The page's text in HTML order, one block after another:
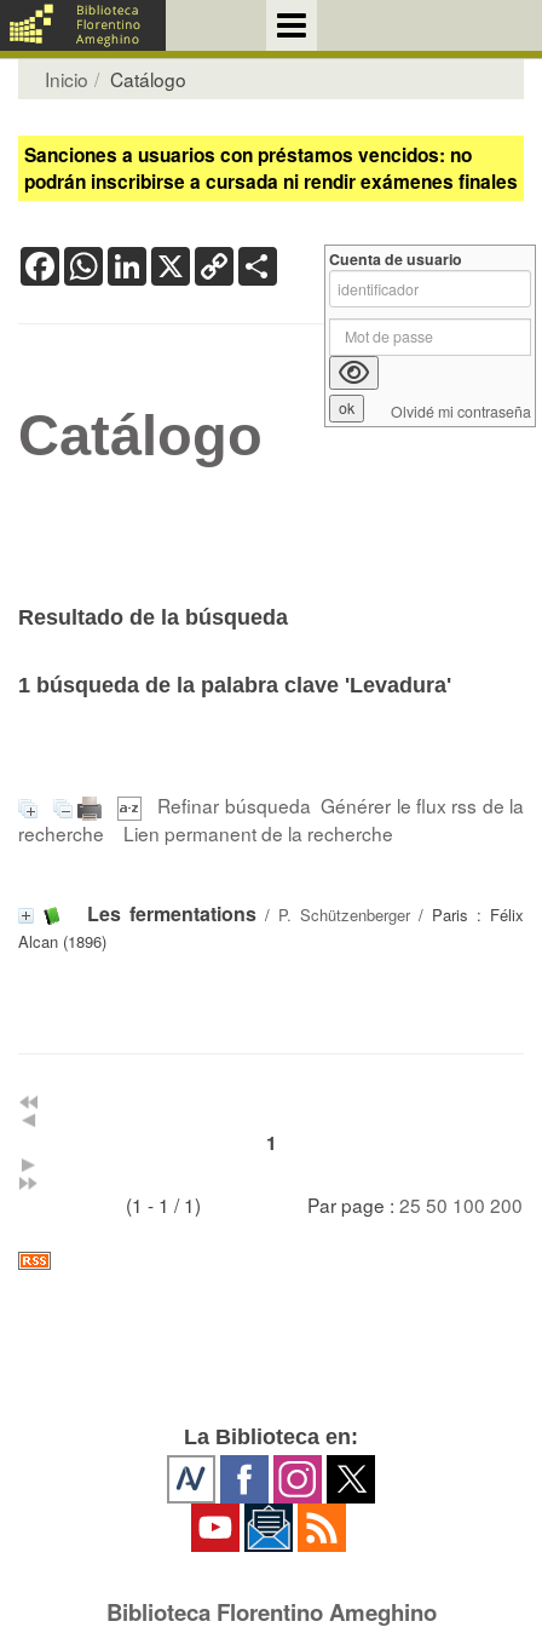
Inicio Catálogo
Sanciones a usuarios con préstamos vencidos: no
podrán inscribirse a cursada ni rendir exámenes finales
FacebookWhatsApp
LinkedIn
X Copy
Link
Catálogo
Resultado de la búsqueda
1 búsqueda de la palabra clave 'Levadura'
Refinar búsqueda Générer le flux rss de la
recherche
Lien permanent de la recherche
Les fermentations / P. Schützenberger/ Paris : Félix
Alcan (1896)
1
(1 - 1 / 1) Par page : 25 50 100 200
Cuenta de usuario
Olvidé mi contraseña
La Biblioteca en:
Biblioteca Florentino Ameghino